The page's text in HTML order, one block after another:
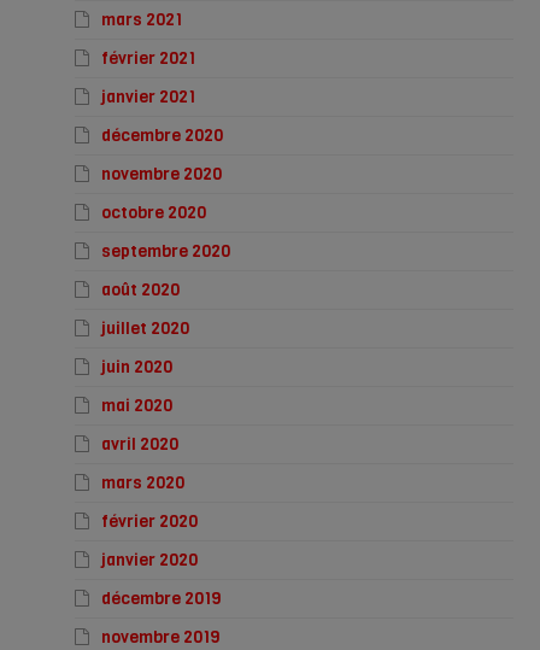
mars 2021
février 2021
janvier 2021
décembre 2020
novembre 2020
octobre 2020
septembre 2020
août 2020
juillet 2020
juin 2020
mai 2020
avril 2020
mars 2020
février 2020
janvier 2020
décembre 2019
novembre 2019